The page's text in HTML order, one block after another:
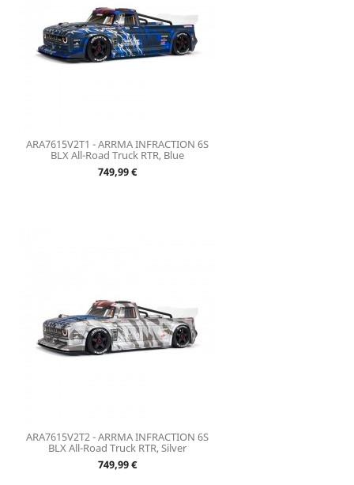
ARA7615V2T1 - ARRMA INFRACTION 6S
BLX All-Road Truck RTR, Blue
Prix
749,99 €
ARA7615V2T2 - ARRMA INFRACTION 6S
BLX All-Road Truck RTR, Silver
Prix
749,99 €